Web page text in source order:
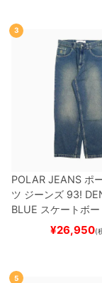
3
POLAR JEANS ポ
ツ ジーンズ 93!
BLUE スケートボ
¥26,950(
5